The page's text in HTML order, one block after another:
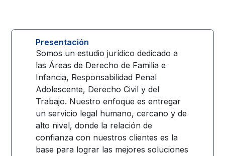
Presentación
Somos un estudio jurídico dedicado a
las Áreas de Derecho de Familia e
Infancia, Responsabilidad Penal
Adolescente, Derecho Civil y del
Trabajo. Nuestro enfoque es entregar
un servicio legal humano, cercano y de
alto nivel, donde la relación de
confianza con nuestros clientes es la
base para lograr las mejores soluciones